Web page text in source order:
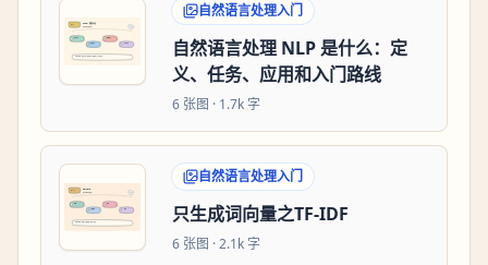
自然语言处理入门
自然语言处理 NLP 是什么：定
义、任务、应用和入门路线
6 张图 · 1.7k 字
自然语言处理入门
只生成词向量之TF-IDF
6 张图 ·2.1k 字